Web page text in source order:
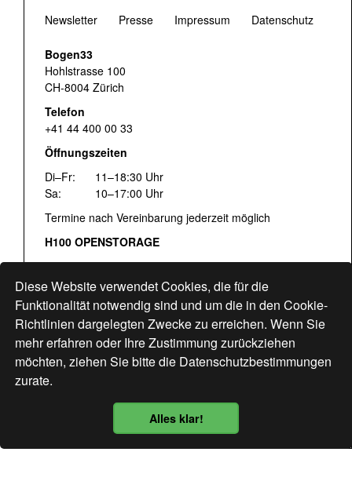
Datenschutzbestimmung
Diese Website verwendet Cookies, die für die
Funktionalität notwendig sind und um die in den Cookie-
Richtlinien dargelegten Zwecke zu erreichen. Wenn Sie
mehr erfahren oder Ihre Zustimmung zurückziehen
möchten, ziehen Sie bitte die Datenschutzbestimmungen
zurate.
Alles klar!
Newsletter Presse Impressum Datenschutz
Bogen33
Hohlstrasse 100
CH-8004 Zürich
Telefon
+41 44 400 00 33
Öffnungszeiten
Di–Fr:
11–18:30 Uhr
Sa:
10–17:00 Uhr
Termine nach Vereinbarung jederzeit möglich
H100 OPENSTORAGE
Fr:
16:00–18:30 Uhr
Sa: 12:00–17:00 Uhr
Hohlstrasse 122
www.bogen33.ch